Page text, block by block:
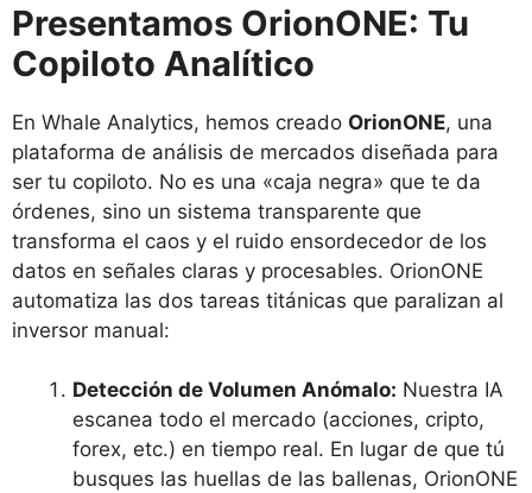
Presentamos OrionONE: Tu
Copiloto Analítico
En Whale Analytics, hemos creado OrionONE, una
plataforma de análisis de mercados diseñada para
ser tu copiloto. No es una «caja negra» que te da
órdenes, sino un sistema transparente que
transforma el caos y el ruido ensordecedor de los
datos en señales claras y procesables. OrionONE
automatiza las dos tareas titánicas que paralizan al
inversor manual:
Detección de Volumen Anómalo: Nuestra IA
escanea todo el mercado (acciones, cripto,
forex, etc.) en tiempo real. En lugar de que tú
busques las huellas de las ballenas, OrionONE